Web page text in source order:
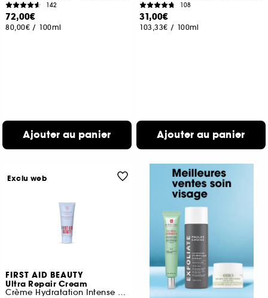
142
72,00€
80,00€ / 100ml
Ajouter au panier
108
31,00€
103,33€ / 100ml
Ajouter au panier
FIRST AID BEAUTY
Ultra Repair Cream
Crème Hydratation Intense pour le visage et le corps
Exclu web